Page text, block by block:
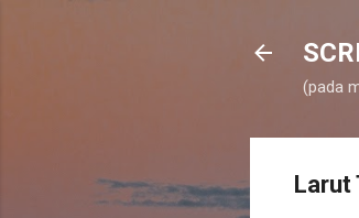
(pada
Larut